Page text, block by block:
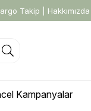
Takip Hakkımızda
Kampanyalar